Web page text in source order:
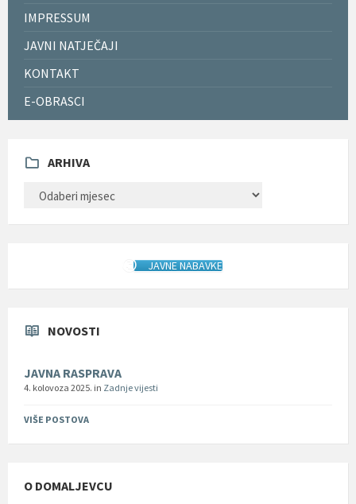
IMPRESSUM
JAVNI NATJEČAJI
KONTAKT
E-OBRASCI
ARHIVA
JAVNE NABAVKE
NOVOSTI
JAVNA RASPRAVA
4. kolovoza 2025. in Zadnje vijesti
VIŠE POSTOVA
O DOMALJEVCU